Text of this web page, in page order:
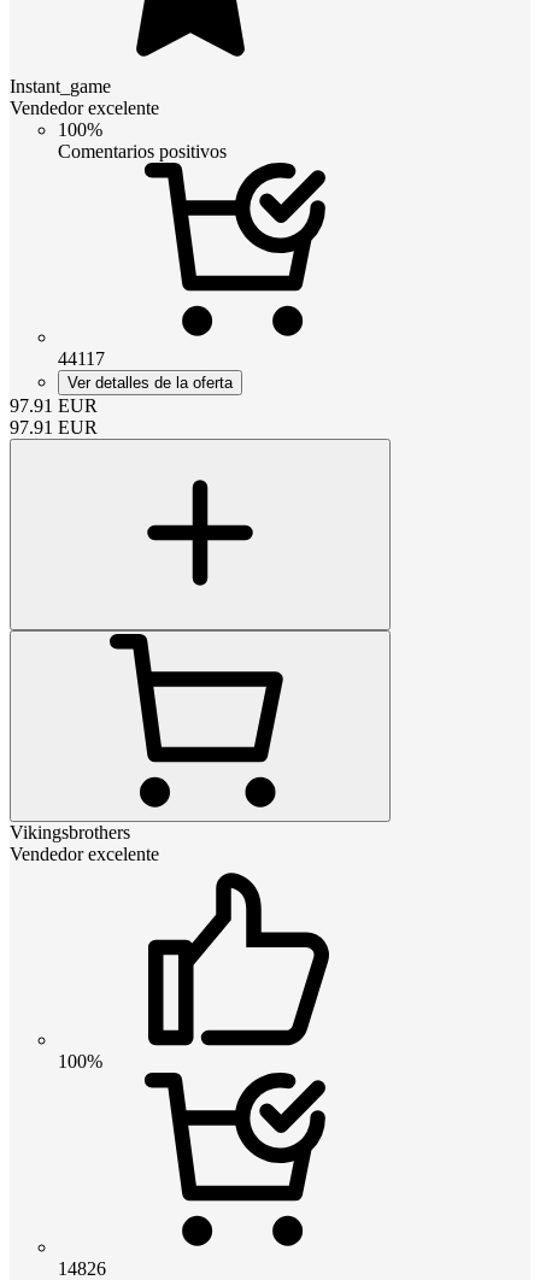
Instant_game
Vendedor excelente
100%
Comentarios positivos
44117
Ver detalles de la oferta
97.91 EUR
97.91 EUR
Vikingsbrothers
Vendedor excelente
100%
14826